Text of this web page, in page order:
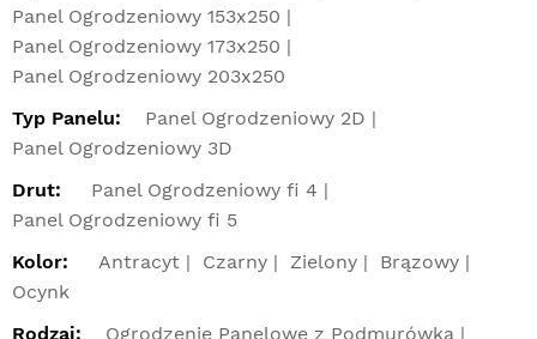
Panel Ogrodzeniowy 153x250
Panel Ogrodzeniowy 173x250
Panel Ogrodzeniowy 203x250
Typ Panelu:
Panel Ogrodzeniowy 2D
Panel Ogrodzeniowy 3D
Drut:
Panel Ogrodzeniowy fi 4
Panel Ogrodzeniowy fi 5
Kolor:
Antracyt Czarny Zielony
Brązowy
Ocynk
Rodzaj:
Ogrodzenie Panelowe z Podmurówką